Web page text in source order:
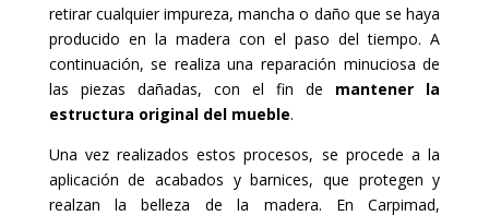
retirar cualquier impureza, mancha o daño que se haya
producido en la madera con el paso del tiempo. A
continuación, se realiza una reparación minuciosa de
las piezas dañadas, con el fin de mantener la
estructura original del mueble.
Una vez realizados estos procesos, se procede a la
aplicación de acabados y barnices, que protegen y
realzan la belleza de la madera. En Carpimad,